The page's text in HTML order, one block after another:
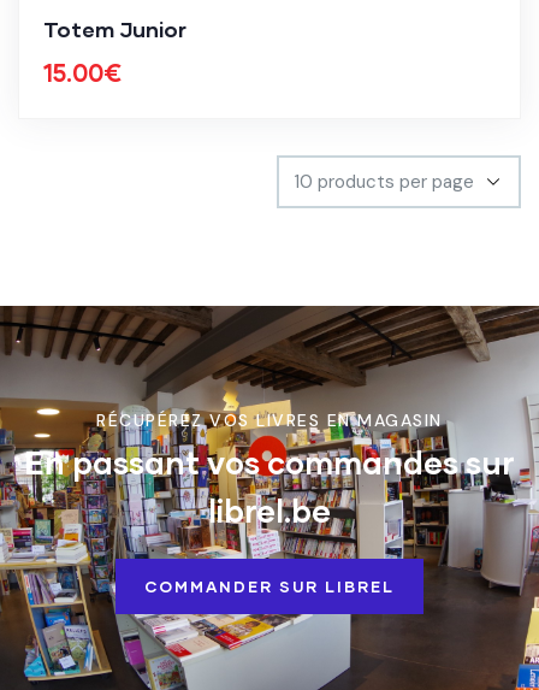
Totem Junior
15.00€
RÉCUPÉREZ VOS LIVRES EN MAGASIN
En passant vos commandes sur
librel.be
COMMANDER SUR LIBREL